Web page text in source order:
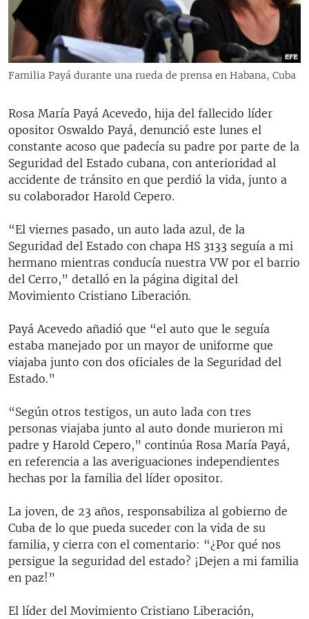
RADIO MARTÍ
ESPECIALES
ESPECIALES
SER VIEJO EN CUBA
KENTU-CUBANO
LOS SANTOS DE HIALEAH
DESINFORMACIÓN RUSA EN AMÉRICA LATINA
MULTIMEDIA
SÍGUENOS
Familia Payá durante una rueda de prensa en Habana, Cuba
Rosa María Payá Acevedo, hija del fallecido líder
opositor Oswaldo Payá, denunció este lunes el
constante acoso que padecía su padre por parte de la
Seguridad del Estado cubana, con anterioridad al
accidente de tránsito en que perdió la vida, junto a
su colaborador Harold Cepero.
“El viernes pasado, un auto lada azul, de la
Seguridad del Estado con chapa HS 3133 seguía a mi
hermano mientras conducía nuestra VW por el barrio
del Cerro,” detalló en la página digital del
Movimiento Cristiano Liberación.
Payá Acevedo añadió que “el auto que le seguía
estaba manejado por un mayor de uniforme que
viajaba junto con dos oficiales de la Seguridad del
Estado.”
“Según otros testigos, un auto lada con tres
personas viajaba junto al auto donde murieron mi
padre y Harold Cepero,” continúa Rosa María Payá,
en referencia a las averiguaciones independientes
hechas por la familia del líder opositor.
La joven, de 23 años, responsabiliza al gobierno de
Cuba de lo que pueda suceder con la vida de su
familia, y cierra con el comentario: “¿Por qué nos
persigue la seguridad del estado? ¡Dejen a mi familia
en paz!”
El líder del Movimiento Cristiano Liberación,